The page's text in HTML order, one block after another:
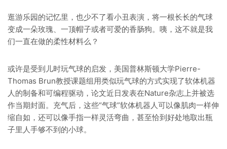
逛游乐园的记忆里，也少不了看小丑表演，将一根长长的气球
变成一朵玫瑰、一顶帽子或者可爱的香肠狗。咦，这不就是我
们一直在做的柔性材料么？
或许是受到儿时玩气球的启发，美国普林斯顿大学Pierre-
Thomas Brun教授课题组用类似玩气球的方式实现了软体机器
人的制备和可编程驱动，论文近日发表在Nature杂志上并被选
作当期封面。充气后，这些“气球”软体机器人可以像肌肉一样伸
缩自如，还可以像手指一样灵活弯曲，甚至恰到好处地取出瓶
子里人手够不到的小球。